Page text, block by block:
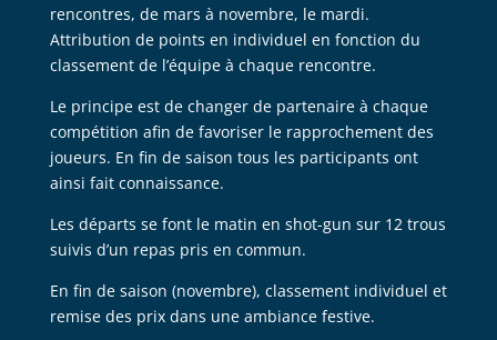
rencontres, de mars à novembre, le mardi.
Attribution de points en individuel en fonction du
classement de l’équipe à chaque rencontre.
Le principe est de changer de partenaire à chaque
compétition afin de favoriser le rapprochement des
joueurs. En fin de saison tous les participants ont
ainsi fait connaissance.
Les départs se font le matin en shot-gun sur 12 trous
suivis d’un repas pris en commun.
En fin de saison (novembre), classement individuel et
remise des prix dans une ambiance festive.